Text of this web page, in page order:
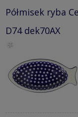
Półmisek ryba
D74 dek70AX